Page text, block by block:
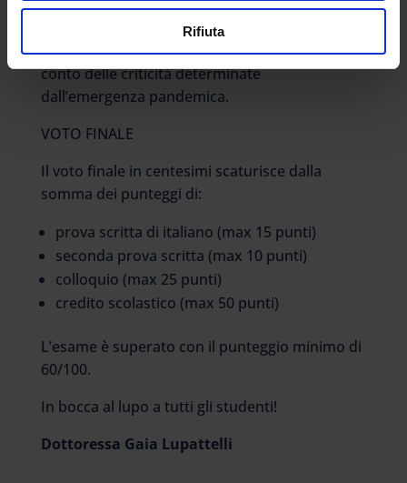
Rifiuta
dei percorsi per le competenze trasversali e
l’orientamento (PCTO), con riferimento al
percorso complessivamente effettuato, tenuto
conto delle criticità determinate
dall’emergenza pandemica.
VOTO FINALE
Il voto finale in centesimi scaturisce dalla
somma dei punteggi di:
prova scritta di italiano (max 15 punti)
seconda prova scritta (max 10 punti)
colloquio (max 25 punti)
credito scolastico (max 50 punti)
L’esame è superato con il punteggio minimo di
60/100.
In bocca al lupo a tutti gli studenti!
Dottoressa Gaia Lupattelli